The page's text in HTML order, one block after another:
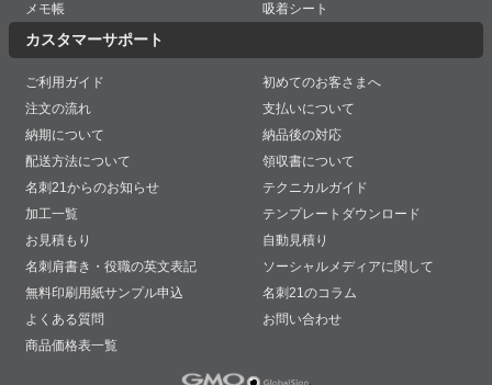
メモ帳
吸着シート
カスタマーサポート
ご利用ガイド
初めてのお客さまへ
注文の流れ
支払いについて
納期について
納品後の対応
配送方法について
領収書について
名刺21からのお知らせ
テクニカルガイド
加工一覧
テンプレートダウンロード
お見積もり
自動見積り
名刺肩書き・役職の英文表記
ソーシャルメディアに関して
無料印刷用紙サンプル申込
名刺21のコラム
よくある質問
お問い合わせ
商品価格表一覧